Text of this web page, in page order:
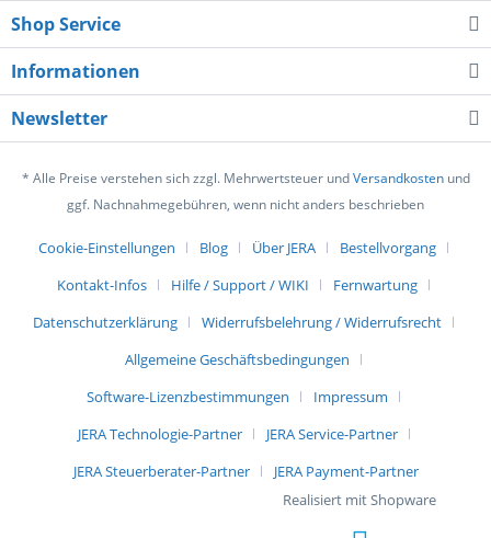
Shop Service
Informationen
Newsletter
* Alle Preise verstehen sich zzgl. Mehrwertsteuer undVersandkostenund
ggf. Nachnahmegebühren, wenn nicht anders beschrieben
Cookie-Einstellungen Blog Über JERA
Bestellvorgang
Kontakt-Infos
Hilfe / Support / WIKI
Fernwartung
Datenschutzerklärung
Widerrufsbelehrung / Widerrufsrecht
Allgemeine Geschäftsbedingungen
Software-Lizenzbestimmungen
Impressum
JERA Technologie-Partner
JERA Service-Partner
JERA Steuerberater-Partner
JERA Payment-Partner
Realisiert mit Shopware